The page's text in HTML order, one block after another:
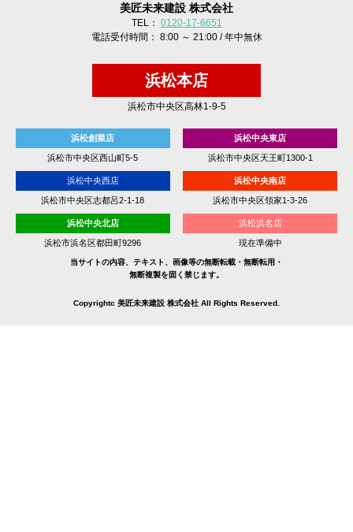
美匠未来建設 株式会社
TEL： 0120-17-6651
電話受付時間： 8:00 ～ 21:00 / 年中無休
浜松本店
浜松市中央区高林1-9-5
浜松創業店
浜松市中央区西山町5-5
浜松中央東店
浜松市中央区天王町1300-1
浜松中央西店
浜松市中央区志都呂2-1-18
浜松中央南店
浜松市中央区領家1-3-26
浜松中央北店
浜松市浜名区都田町9296
浜松浜名店
現在準備中
当サイトの内容、テキスト、画像等の無断転載・無断転用・
無断複製を固く禁じます。
Copyrightc 美匠未来建設 株式会社 All Rights Reserved.